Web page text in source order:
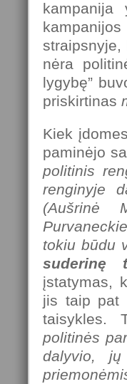
nėra
lygybę”
priskirtinas
Kiek
paminėjo
politinis
renginyje
(Aušrinė
tokiu būdu
suderinę
įstatymas,
jis taip pat
taisykles.
politinės
dalyvio,